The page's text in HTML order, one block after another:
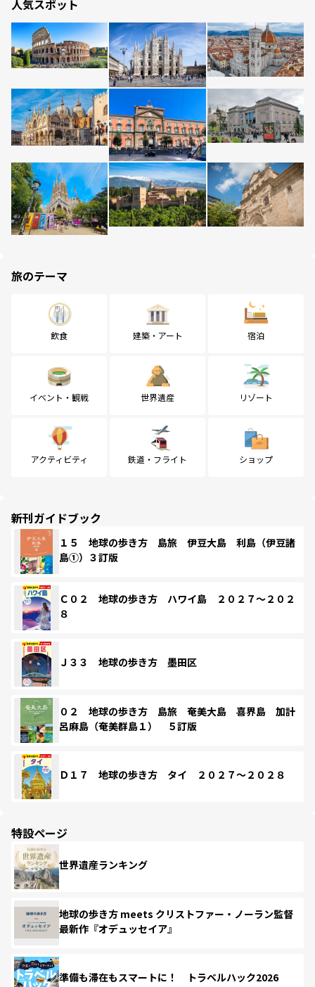
人気スポット
旅のテーマ
飲食 建築・アート 宿泊
イベント・観戦 世界遺産 リゾート
アクティビティ 鉄道・フライト ショップ
新刊ガイドブック
１５ 地球の歩き方 島旅 伊豆大島 利島（伊豆諸
島①）３訂版
Ｃ０２ 地球の歩き方 ハワイ島 ２０２７～２０２
８
Ｊ３３ 地球の歩き方 墨田区
０２ 地球の歩き方 島旅 奄美大島 喜界島 加計
呂麻島（奄美群島１） ５訂版
Ｄ１７ 地球の歩き方 タイ ２０２７～２０２８
特設ページ
世界遺産ランキング
地球の歩き方 meets クリストファー・ノーラン監督
最新作『オデュッセイア』
準備も滞在もスマートに！ トラベルハック2026